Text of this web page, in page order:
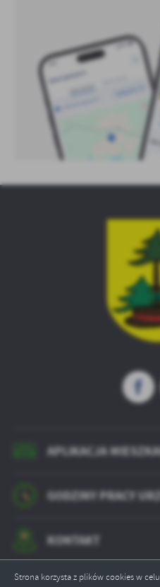
Strona korzysta z plików cookies w
APLIKACJA
GODZINY PRACY
KONTAKT